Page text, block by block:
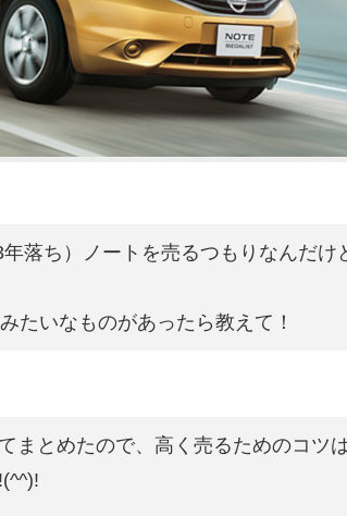
落ち）ノートを売るつもりなんだけ
たいなものがあったら教えて！
まとめたので、高く売るためのコツ